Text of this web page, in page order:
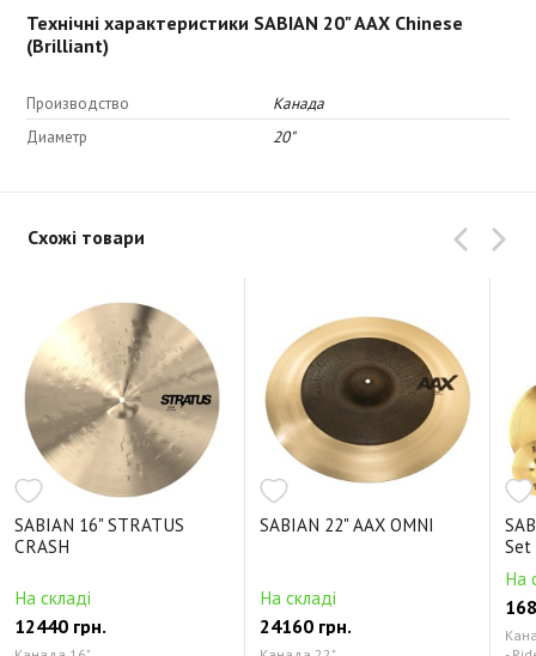
Технічні характеристики SABIAN 20" AAX Chinese
(Brilliant)
Производство
Канада
Диаметр
20"
Схожі товари
SABIAN 16" STRATUS
CRASH
На складі
12440 грн.
SABIAN 22" AAX OMNI
На складі
24160 грн.
Set
На